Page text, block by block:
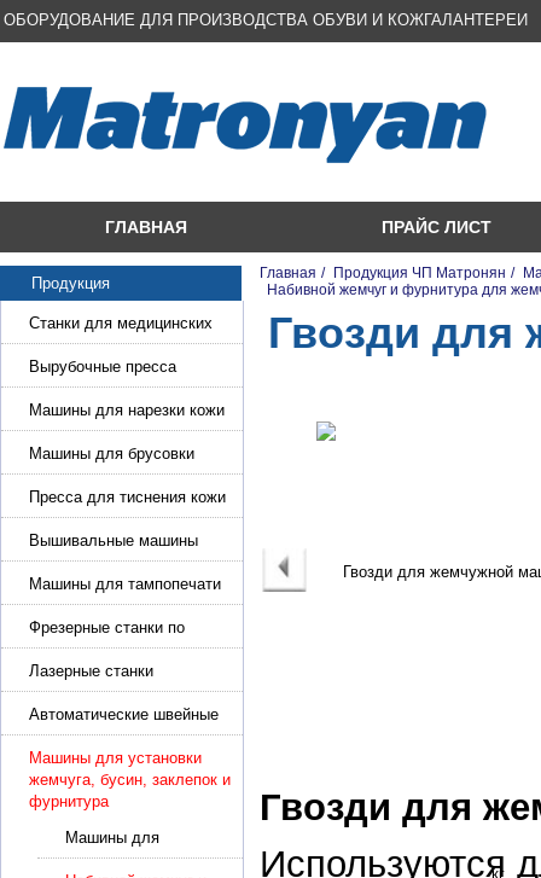
ОБОРУДОВАНИЕ ДЛЯ ПРОИЗВОДСТВА ОБУВИ И КОЖГАЛАНТЕРЕИ
ГЛАВНАЯ ПРАЙС ЛИСТ
Продукция
Станки для медицинских
масок
Вырубочные пресса
Машины для нарезки кожи
и стропы
Машины для брусовки
кожи,меха,поролона
Пресса для тиснения кожи
Вышивальные машины
Машины для тампопечати
Фрезерные станки по
металлу
Лазерные станки
Автоматические швейные
машины с программным
управлением
Машины для установки
жемчуга, бусин, заклепок и
фурнитура
Машины для
установки жемчуга,
Главная / Продукция ЧП Матронян /
Набивной жемчуг и фурнитура для
Гвозди
Гвозди для
Используются